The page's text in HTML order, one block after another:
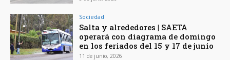
Sociedad
Salta y alrededores | SAETA
operará con diagrama de domingo
en los feriados del 15 y 17 de junio
11 de junio, 2026